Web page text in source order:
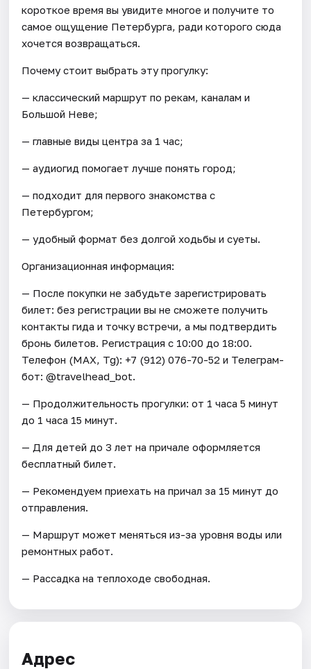
короткое время вы увидите многое и получите то
самое ощущение Петербурга, ради которого сюда
хочется возвращаться.
Почему стоит выбрать эту прогулку:
— классический маршрут по рекам, каналам и
Большой Неве;
— главные виды центра за 1 час;
— аудиогид помогает лучше понять город;
— подходит для первого знакомства с
Петербургом;
— удобный формат без долгой ходьбы и суеты.
Организационная информация:
— После покупки не забудьте зарегистрировать
билет: без регистрации вы не сможете получить
контакты гида и точку встречи, а мы подтвердить
бронь билетов. Регистрация с 10:00 до 18:00.
Телефон (МАХ, Tg): +7 (912) 076-70-52 и Телеграм-
бот: @travelhead_bot.
— Продолжительность прогулки: от 1 часа 5 минут
до 1 часа 15 минут.
— Для детей до 3 лет на причале оформляется
бесплатный билет.
— Рекомендуем приехать на причал за 15 минут до
отправления.
— Маршрут может меняться из-за уровня воды или
ремонтных работ.
— Рассадка на теплоходе свободная.
Адрес